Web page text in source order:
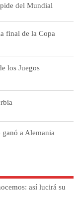
del Mundial
final de la Copa
los Juegos
ganó a Alemania
así lucirá su